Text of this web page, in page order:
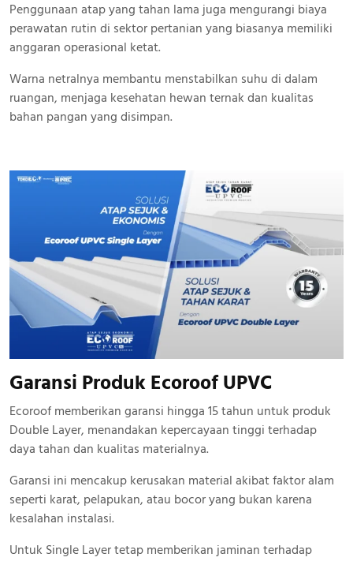
Penggunaan atap yang tahan lama juga mengurangi biaya
perawatan rutin di sektor pertanian yang biasanya memiliki
anggaran operasional ketat.
Warna netralnya membantu menstabilkan suhu di dalam
ruangan, menjaga kesehatan hewan ternak dan kualitas
bahan pangan yang disimpan.
Garansi Produk Ecoroof UPVC
Ecoroof memberikan garansi hingga 15 tahun untuk produk
Double Layer, menandakan kepercayaan tinggi terhadap
daya tahan dan kualitas materialnya.
Garansi ini mencakup kerusakan material akibat faktor alam
seperti karat, pelapukan, atau bocor yang bukan karena
kesalahan instalasi.
Untuk Single Layer tetap memberikan jaminan terhadap